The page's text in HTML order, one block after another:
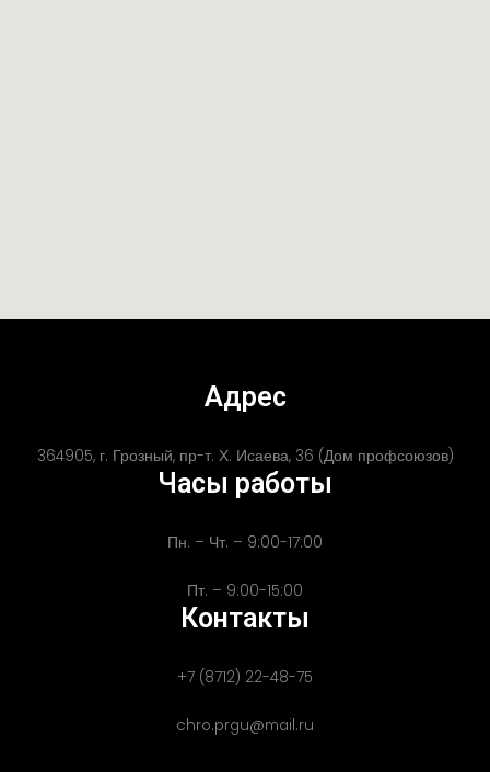
Адрес
364905, г. Грозный, пр-т. Х. Исаева, 36 (Дом профсоюзов)
Часы работы
Пн. – Чт. – 9:00-17:00
Пт. – 9:00-15:00
Контакты
+7 (8712) 22-48-75
chro.prgu@mail.ru